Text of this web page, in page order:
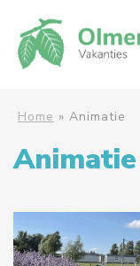
Home » Animatie
Animatie